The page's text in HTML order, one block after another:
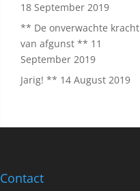
18 September 2019
** De onverwachte kracht
van afgunst ** 11
September 2019
Jarig! ** 14 August 2019
Contact